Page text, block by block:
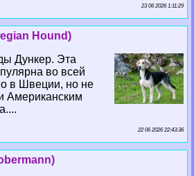
23 06 2026 1:11:29
Hound)
Дункер. Эта
во всей
в Швеции, но не
Американским
22 06 2026 22:43:36